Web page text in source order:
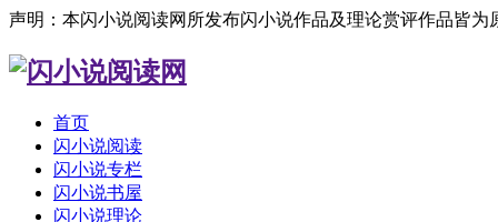
声明：本闪小说阅读网所发布闪小说作品及理论赏评作品皆
首页
闪小说阅读
闪小说专栏
闪小说书屋
闪小说理论